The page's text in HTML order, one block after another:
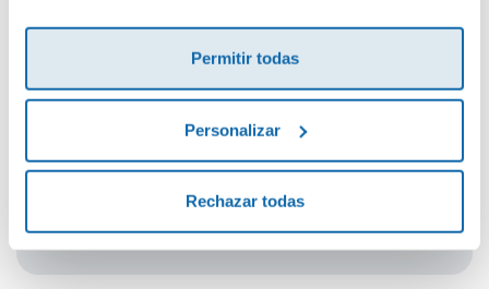
Permitir todas
Personalizar
Rechazar todas
Debes iniciar sesión para poder valorarlo